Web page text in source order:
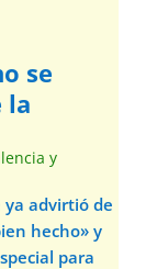
se
la
y
ya advirtió de
hecho» y
para